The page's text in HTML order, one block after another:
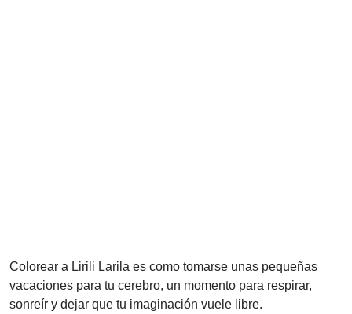
Colorear a Lirili Larila es como tomarse unas pequeñas
vacaciones para tu cerebro, un momento para respirar,
sonreír y dejar que tu imaginación vuele libre.